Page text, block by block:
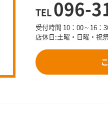
TEL 096-
受付時間 10：00～16：
店休日:土曜・日曜・祝